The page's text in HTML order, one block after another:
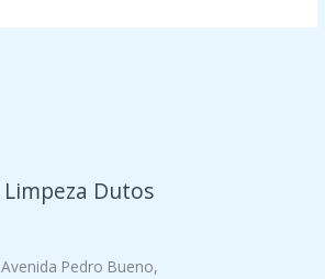
Limpeza Dutos
Avenida Pedro Bueno,